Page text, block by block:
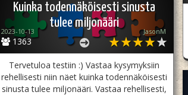
Kuinka todennäköisesti sinusta
tulee miljonääri
1363
2023-10-13 JasonM
Tervetuloa testiin :) Vastaa kysymyksiin
rehellisesti niin näet kuinka todennäköisesti
sinusta tulee miljonääri. Vastaa rehellisesti,